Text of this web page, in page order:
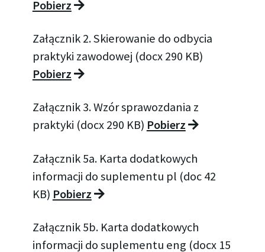
Pobierz
Załącznik 2. Skierowanie do odbycia
praktyki zawodowej (docx 290 KB)
Pobierz
Załącznik 3. Wzór sprawozdania z
praktyki (docx 290 KB) Pobierz
Załącznik 5a. Karta dodatkowych
informacji do suplementu pl (doc 42
KB) Pobierz
Załącznik 5b. Karta dodatkowych
informacji do suplementu eng (docx 15